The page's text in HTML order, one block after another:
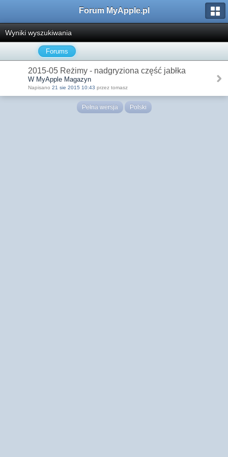
Forum MyApple.pl
Wyniki wyszukiwania
Forums
2015-05 Reżimy - nadgryziona część jabłka
W MyApple Magazyn
Napisano 21 sie 2015 10:43 przez tomasz
Pełna wersja Polski